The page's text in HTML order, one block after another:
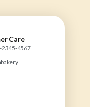
Care
2345-4567